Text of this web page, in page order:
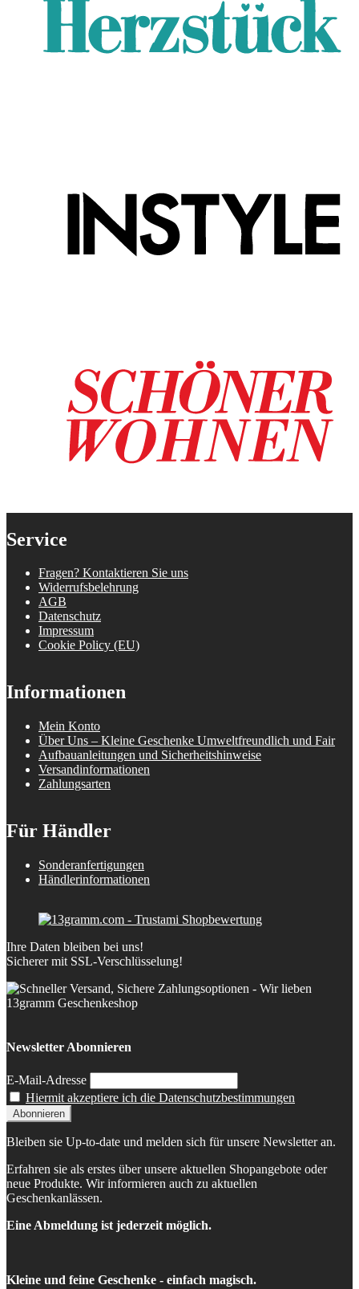
Service
Fragen? Kontaktieren Sie uns
Widerrufsbelehrung
AGB
Datenschutz
Impressum
Cookie Policy (EU)
Informationen
Mein Konto
Über Uns – Kleine Geschenke Umweltfreundlich und Fair
Aufbauanleitungen und Sicherheitshinweise
Versandinformationen
Zahlungsarten
Für Händler
Sonderanfertigungen
Händlerinformationen
Ihre Daten bleiben bei uns!
Sicherer mit SSL-Verschlüsselung!
Newsletter Abonnieren
E-Mail-Adresse
Hiermit akzeptiere ich die Datenschutzbestimmungen
Bleiben sie Up-to-date und melden sich für unsere Newsletter an.
Erfahren sie als erstes über unsere aktuellen Shopangebote oder
neue Produkte. Wir informieren auch zu aktuellen
Geschenkanlässen.
Eine Abmeldung ist jederzeit möglich.
Kleine und feine Geschenke - einfach magisch.